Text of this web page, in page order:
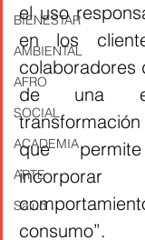
BIENESTAR
AMBIENTAL
AFRO
SOCIAL
ACADEMIA
ARTE
Salud
el uso
en los
colaboradores
de una
que
consumo”.